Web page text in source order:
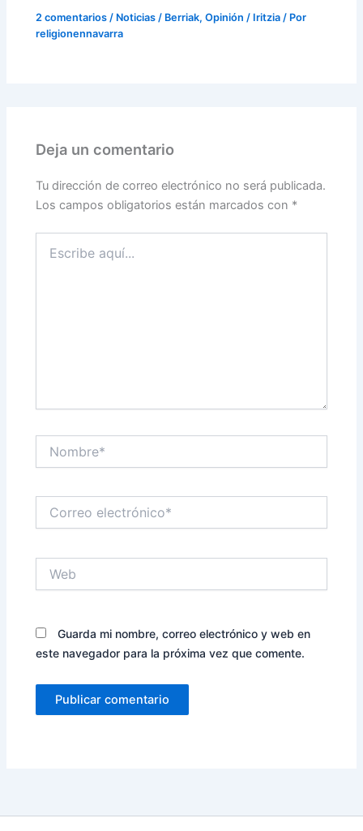
2 comentarios / Noticias / Berriak,Opinión / Iritzia / Por
religionennavarra
Deja un comentario
Tu dirección de correo electrónico no será publicada.
Los campos obligatorios están marcados con *
aquí...
electrónico*
Guarda mi nombre, correo electrónico y web en
este navegador para la próxima vez que comente.